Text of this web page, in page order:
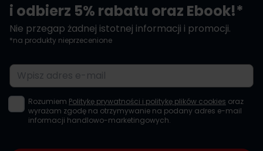
i odbierz 5% rabatu oraz Ebook!*
Nie przegap żadnej istotnej informacji i promocji.
*na produkty nieprzecenione
Adres e-mail
Rozumiem Politykę prywatności i politykę plików cookies oraz
wyrażam zgodę na otrzymywanie na podany adres e-mail
informacji handlowo-marketingowych.